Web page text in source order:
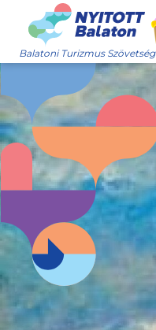
Balatoni Turizmus Szövetség